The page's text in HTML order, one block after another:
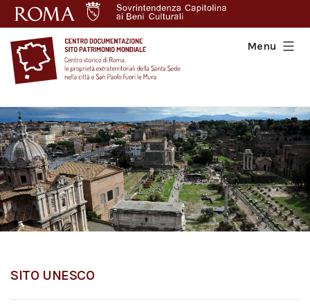
Salta
contenuto
Centro
Documentazione
Sito
Patrimonio
Mondiale
Menu
SITO UNESCO